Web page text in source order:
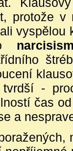
protože
vyspělou
-
čas
a